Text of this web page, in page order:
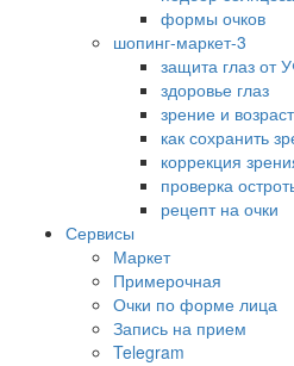
формы очков
шопинг-маркет-3
защита глаз от
здоровье глаз
зрение и возраст
как сохранить
коррекция
проверка
рецепт на очки
Сервисы
Маркет
Примерочная
Очки по форме лица
Запись на прием
Telegram